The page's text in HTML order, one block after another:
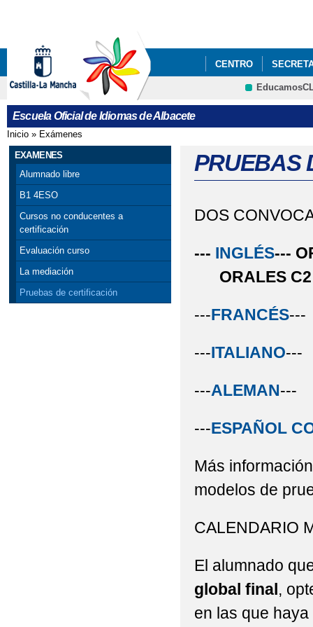
CENTRO
PLANES DEL CENTRO
Escuela Oficial de Idiomas de Albacete
Se encuentra usted aquí
Inicio » Exámenes
EXAMENES
Alumnado libre
B1 4ESO
Cursos no conducentes a
certificación
Evaluación curso
La mediación
Pruebas de certificación
PRUEBAS
DOS
--- INGLÉS---
ORALES C2
---FRANCÉS---
---ITALIANO---
---ALEMAN---
---ESPAÑOL
Más
modelos de
CALENDARIO
El alumnado
global final ,
en las que